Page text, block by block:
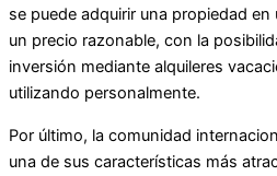
se puede adquirir una propiedad
un precio razonable, con la
inversión mediante alquileres
utilizando personalmente.
Por último, la comunidad
una de sus características más